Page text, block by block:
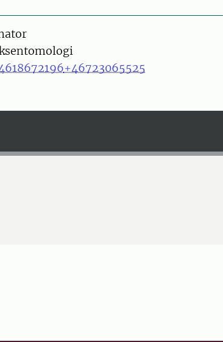
+46723065525